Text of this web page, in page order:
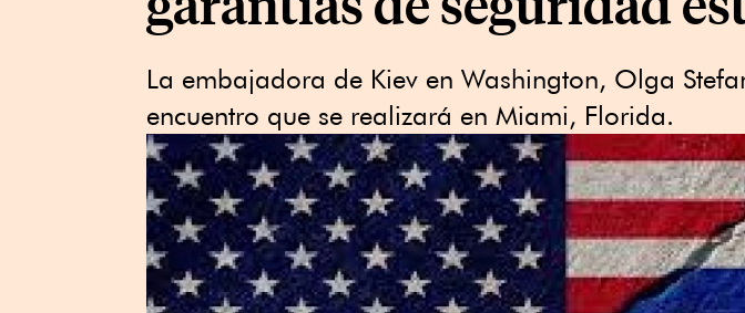
La embajadora de Kiev en Washington, Olga
encuentro que se realizará en Miami, Florida.